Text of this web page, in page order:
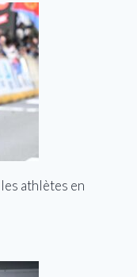
athlètes en